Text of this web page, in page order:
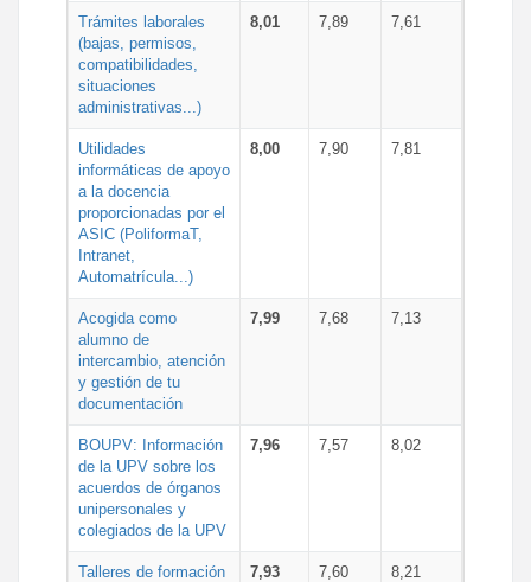
Trámites laborales
(bajas, permisos,
compatibilidades,
situaciones
administrativas...)
8,01 7,89 7,61
Utilidades
informáticas de apoyo
a la docencia
proporcionadas por el
ASIC (PoliformaT,
Intranet,
Automatrícula...)
8,00 7,90 7,81
Acogida como
alumno de
intercambio, atención
y gestión de tu
documentación
7,99 7,68 7,13
BOUPV: Información
de la UPV sobre los
acuerdos de órganos
unipersonales y
colegiados de la UPV
7,96 7,57 8,02
Talleres de formación
7,93 7,60 8,21